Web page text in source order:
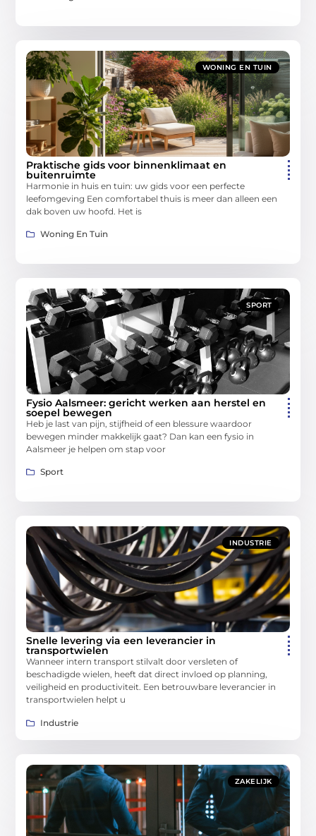
WONING EN TUIN
Praktische gids voor binnenklimaat en
buitenruimte
Harmonie in huis en tuin: uw gids voor een perfecte
leefomgeving Een comfortabel thuis is meer dan alleen een
dak boven uw hoofd. Het is
Woning En Tuin
SPORT
Fysio Aalsmeer: gericht werken aan herstel en
soepel bewegen
Heb je last van pijn, stijfheid of een blessure waardoor
bewegen minder makkelijk gaat? Dan kan een fysio in
Aalsmeer je helpen om stap voor
Sport
INDUSTRIE
Snelle levering via een leverancier in
transportwielen
Wanneer intern transport stilvalt door versleten of
beschadigde wielen, heeft dat direct invloed op planning,
veiligheid en productiviteit. Een betrouwbare leverancier in
transportwielen helpt u
Industrie
ZAKELIJK